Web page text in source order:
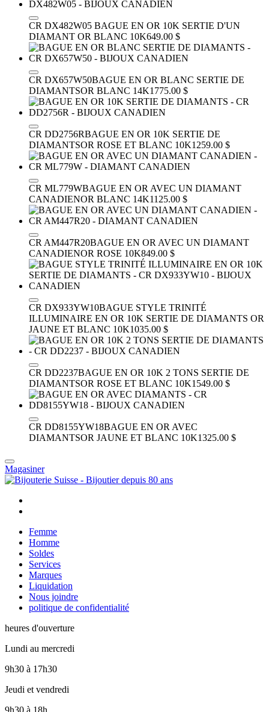
CR DX482W05 BAGUE EN OR 10K SERTIE D'UN
DIAMANT OR BLANC 10K649.00 $
CR DX657W50BAGUE EN OR BLANC SERTIE DE
DIAMANTSOR BLANC 14K1775.00 $
CR DD2756RBAGUE EN OR 10K SERTIE DE
DIAMANTSOR ROSE ET BLANC 10K1259.00 $
CR ML779WBAGUE EN OR AVEC UN DIAMANT
CANADIENOR BLANC 14K1125.00 $
CR AM447R20BAGUE EN OR AVEC UN DIAMANT
CANADIENOR ROSE 10K849.00 $
CR DX933YW10BAGUE STYLE TRINITÉ
ILLUMINAIRE EN OR 10K SERTIE DE DIAMANTS OR
JAUNE ET BLANC 10K1035.00 $
CR DD2237BAGUE EN OR 10K 2 TONS SERTIE DE
DIAMANTSOR ROSE ET BLANC 10K1549.00 $
CR DD8155YW18BAGUE EN OR AVEC
DIAMANTSOR JAUNE ET BLANC 10K1325.00 $
Magasiner
Femme
Homme
Soldes
Services
Marques
Liquidation
Nous joindre
politique de confidentialité
heures d'ouverture
Lundi au mercredi
9h30 à 17h30
Jeudi et vendredi
9h30 à 18h